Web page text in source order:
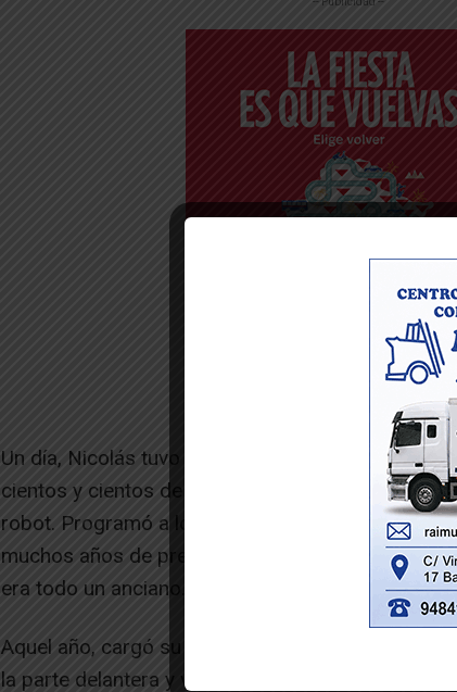
Un día, Nicolás tuvo una idea. ¡Crear un elfo! Con
cientos y cientos de elfos más, un trineo
robot. Programó a los elfos para que preparasen
muchos años de preparación y cuando quiso
era todo un anciano.
Aquel año, cargó su trineo la noche del 24 de
la parte delantera y viajó por todo el planeta